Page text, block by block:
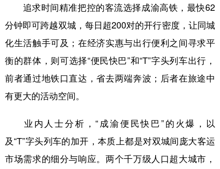
追求时间精准把控的客流选择成渝高铁，最快62
分钟即可跨越双城，每日超200对的开行密度，让同城
化生活触手可及；在经济实惠与出行便利之间寻求平
衡的群体，则可选择“便民快巴”和“T”字头列车出行，
前者通过地铁口直达，省去两端奔波；后者在旅途中
有更大的活动空间。
业内人士分析，“成渝便民快巴”的火爆，以
及“T”字头列车的加开，本质上都是对双城间庞大客运
市场需求的细分与响应。两个千万级人口超大城市，